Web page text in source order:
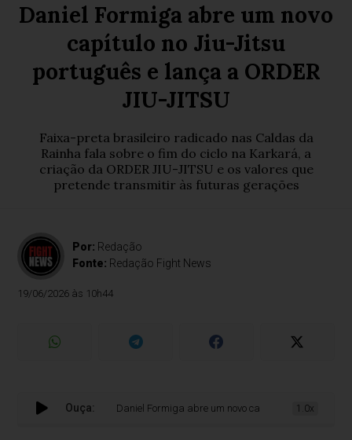
Daniel Formiga abre um novo
capítulo no Jiu-Jitsu
português e lança a ORDER
JIU-JITSU
Faixa-preta brasileiro radicado nas Caldas da
Rainha fala sobre o fim do ciclo na Karkará, a
criação da ORDER JIU-JITSU e os valores que
pretende transmitir às futuras gerações
Por: Redação
Fonte: Redação Fight News
19/06/2026 às 10h44
Ouça:Daniel Formiga abre um novo capítulo no Jiu-Jitsu
1.0x